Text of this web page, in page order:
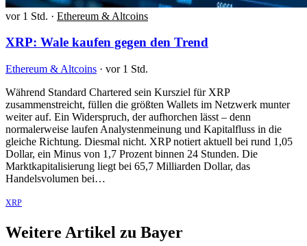
vor 1 Std. · Ethereum & Altcoins
XRP: Wale kaufen gegen den Trend
Ethereum & Altcoins · vor 1 Std.
Während Standard Chartered sein Kursziel für XRP
zusammenstreicht, füllen die größten Wallets im Netzwerk munter
weiter auf. Ein Widerspruch, der aufhorchen lässt – denn
normalerweise laufen Analystenmeinung und Kapitalfluss in die
gleiche Richtung. Diesmal nicht. XRP notiert aktuell bei rund 1,05
Dollar, ein Minus von 1,7 Prozent binnen 24 Stunden. Die
Marktkapitalisierung liegt bei 65,7 Milliarden Dollar, das
Handelsvolumen bei…
XRP
Weitere Artikel zu Bayer